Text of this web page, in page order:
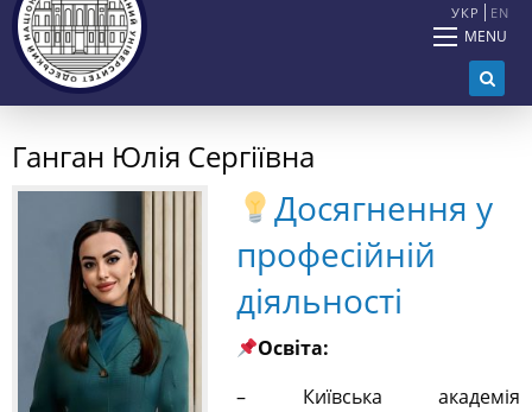
УКР EN
MENU
Ганган Юлія Сергіївна
Досягнення у
професійній
діяльності
Освіта:
– Київська академія